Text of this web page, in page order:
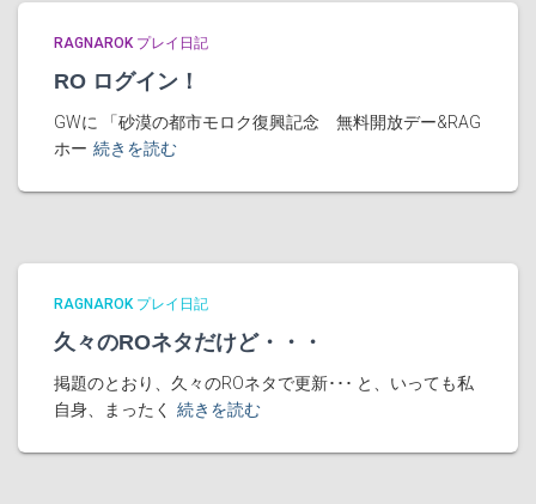
RAGNAROK プレイ日記
RO ログイン！
GWに 「砂漠の都市モロク復興記念 無料開放デー&RAG
ホー 続きを読む
RAGNAROK プレイ日記
久々のROネタだけど・・・
掲題のとおり、久々のROネタで更新･･･ と、いっても私
自身、まったく
続きを読む